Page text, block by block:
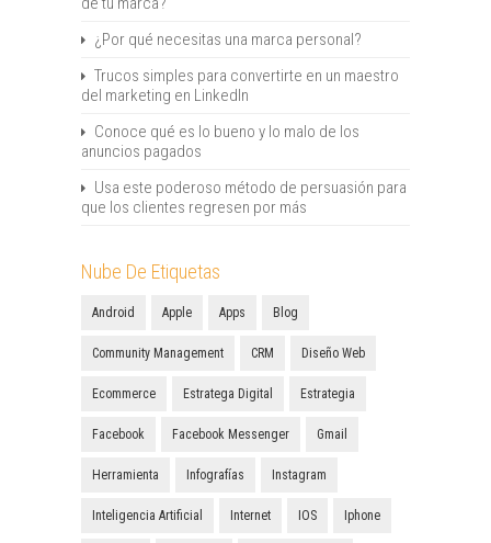
¿Por qué necesitas una marca personal?
Trucos simples para convertirte en un maestro
del marketing en LinkedIn
Conoce qué es lo bueno y lo malo de los
anuncios pagados
Usa este poderoso método de persuasión para
que los clientes regresen por más
Nube De Etiquetas
Android Apple Apps Blog
Community Management CRM Diseño Web
Ecommerce Estratega Digital Estrategia
Facebook Facebook Messenger Gmail
Herramienta Infografías Instagram
Inteligencia Artificial Internet IOS Iphone